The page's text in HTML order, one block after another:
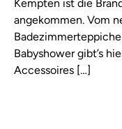
Kempten ist die
angekommen. Vom
Babyshower gibt’s
Accessoires […]